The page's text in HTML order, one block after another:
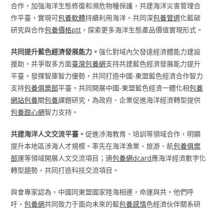
合作，加強海洋生態修復和瀕危物種保護，共建海洋災害管理合
作平臺，實現可包養軟體持續利用海洋。共同深包養管道化藍碳
研究與合作包養價格ptt ，探索更多海洋生態產品價值實現形式。
共同提升藍色經濟發展能力。強化對域內欠發達經濟體能力建設
援助，并爭取多方面臺灣包養網支持共建藍色經濟發展能力提升
平臺。發揮智庫智力優勢，共同打造中國-東盟藍色經濟合作智力
支持包養俱樂部平臺，共同開展中國-東盟藍色經濟一體化相包養
網站包養關包養課題研究，為政府、企業促進海洋經濟轉型提供
包養甜心網智力支持。
共建海洋人文交流平臺。促進涉海教育、培訓等領域合作，明顯
提升本地區涉海人才規模。率先在海洋漁業、旅游、航包養俱樂
部運等領域開展人文交流項目；適包養網dcard應海洋經濟數字化
轉型趨勢，共同打造科技交流項目。
與會專家認為，中國同東盟國家陸海相連，命運與共。他們呼
吁，包養網共同致力于面向未來的藍包養感情色經濟伙伴關系研